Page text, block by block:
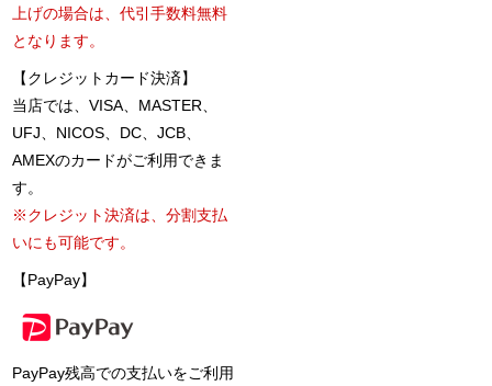
上げの場合は、代引手数料無料
となります。
【クレジットカード決済】
当店では、VISA、MASTER、
UFJ、NICOS、DC、JCB、
AMEXのカードがご利用できま
す。
※クレジット決済は、分割支払
いにも可能です。
【PayPay】
PayPay残高での支払いをご利用